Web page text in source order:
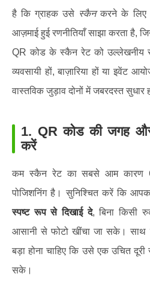
है कि ग्राहक उसे स्कैनकरने के लिए
आज़माई हुई रणनीतियाँ साझा करता है,
QR कोड के स्कैन रेट को
व्यवसायी हों, बाज़ारिया हों या इवेंट
वास्तविक जुड़ाव दोनों में जबरदस्त सुधार
1. QR कोड की जगह
करें
कम स्कैन रेट का सबसे आम कारण
पोजिशनिंग है। सुनिश्चित करें कि
स्पष्ट रूप से दिखाई दे, बिना किसी
आसानी से फोटो खींचा जा सके। साथ
बड़ा होना चाहिए कि उसे एक उचित
सके।